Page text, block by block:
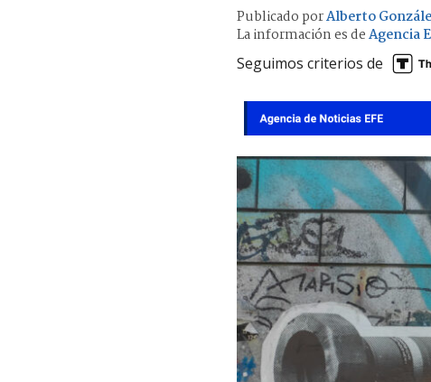
Publicado porAlberto
La información es deAgencia
Seguimos criterios de